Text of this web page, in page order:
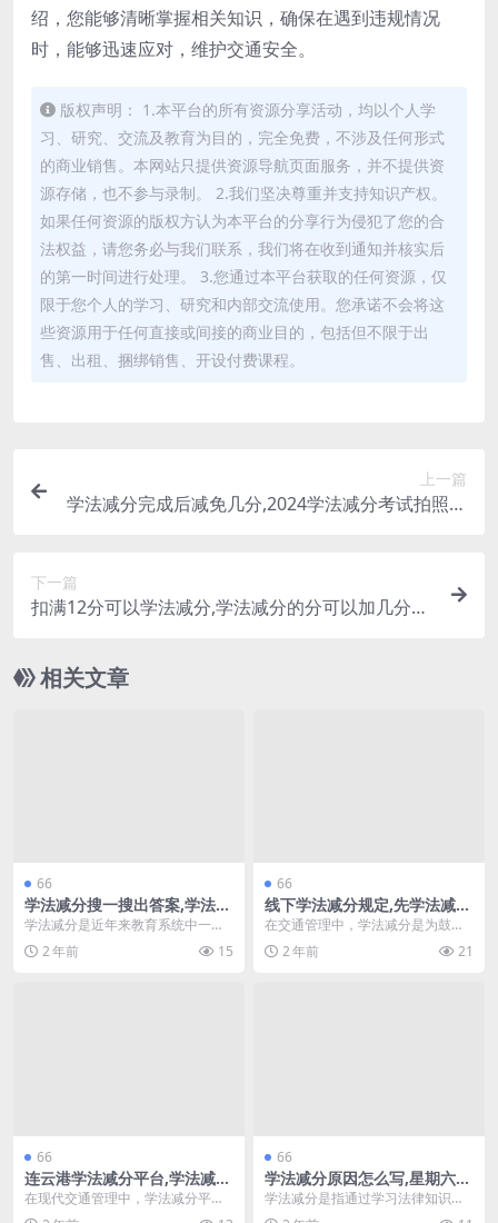
绍，您能够清晰掌握相关知识，确保在遇到违规情况
时，能够迅速应对，维护交通安全。
版权声明： 1.本平台的所有资源分享活动，均以个人学
习、研究、交流及教育为目的，完全免费，不涉及任何形式
的商业销售。本网站只提供资源导航页面服务，并不提供资
源存储，也不参与录制。 2.我们坚决尊重并支持知识产权。
如果任何资源的版权方认为本平台的分享行为侵犯了您的合
法权益，请您务必与我们联系，我们将在收到通知并核实后
的第一时间进行处理。 3.您通过本平台获取的任何资源，仅
限于您个人的学习、研究和内部交流使用。您承诺不会将这
些资源用于任何直接或间接的商业目的，包括但不限于出
售、出租、捆绑销售、开设付费课程。
上一篇
学法减分完成后减免几分,2024学法减分考试拍照搜
下一篇
扣满12分可以学法减分,学法减分的分可以加几分
相关文章
66
学法减分搜一搜出答案,学法减
分记入周期(学法减分正式上
线)
学法减分是近年来教育系统中一种
重要的学习评估方式，旨在通过减
分机制促进学生的自我...
2 年前 15
66
线下学法减分规定,先学法减分
还是先扣分(学法减分是不是先
扣分)
在交通管理中，学法减分是为鼓励
驾驶员遵守交通规则而设立的一项
政策。根据相关规定，...
2 年前 21
66
连云港学法减分平台,学法减分
交通咨询
在现代交通管理中，学法减分平台
成为驾驶员提升法律意识、减少交
66
学法减分原因怎么写,星期六可
以学法减分吗(学法减分周六周
日可以学吗)
学法减分是指通过学习法律知识来
获得减轻惩罚的机会。在现代社